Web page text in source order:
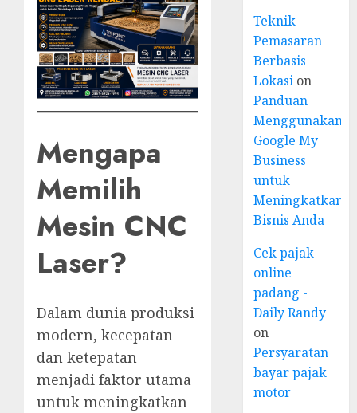
Mengapa
Memilih
Mesin CNC
Laser?
Dalam dunia produksi
modern, kecepatan
dan ketepatan
menjadi faktor utama
untuk meningkatkan
Teknik
Pemasaran
Berbasis
Lokasi on
Panduan
Menggunakan
Google My
Business
untuk
Meningkatkan
Bisnis Anda
Cek pajak
online
padang -
Daily Randy
on
Persyaratan
bayar pajak
motor